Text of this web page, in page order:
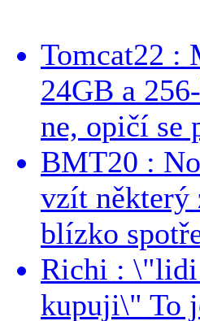
Tomcat22 :
24GB a
ne, opičí se
BMT20 :
vzít některý
blízko
Richi : \"lidi
kupuji\" To